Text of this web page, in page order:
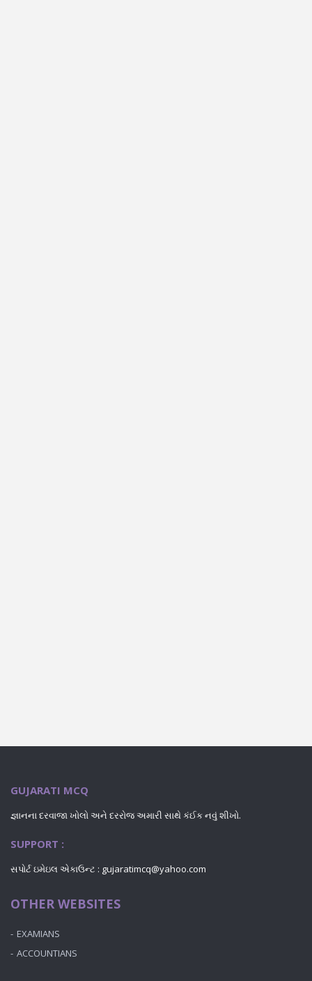
GUJARATI MCQ
જ્ઞાનના દરવાજા ખોલો અને દરરોજ અમારી સાથે કંઈક નવું શીખો.
SUPPORT :
સપોર્ટ ઇમેઇલ એકાઉન્ટ : gujaratimcq@yahoo.com
OTHER WEBSITES
EXAMIANS
ACCOUNTIANS